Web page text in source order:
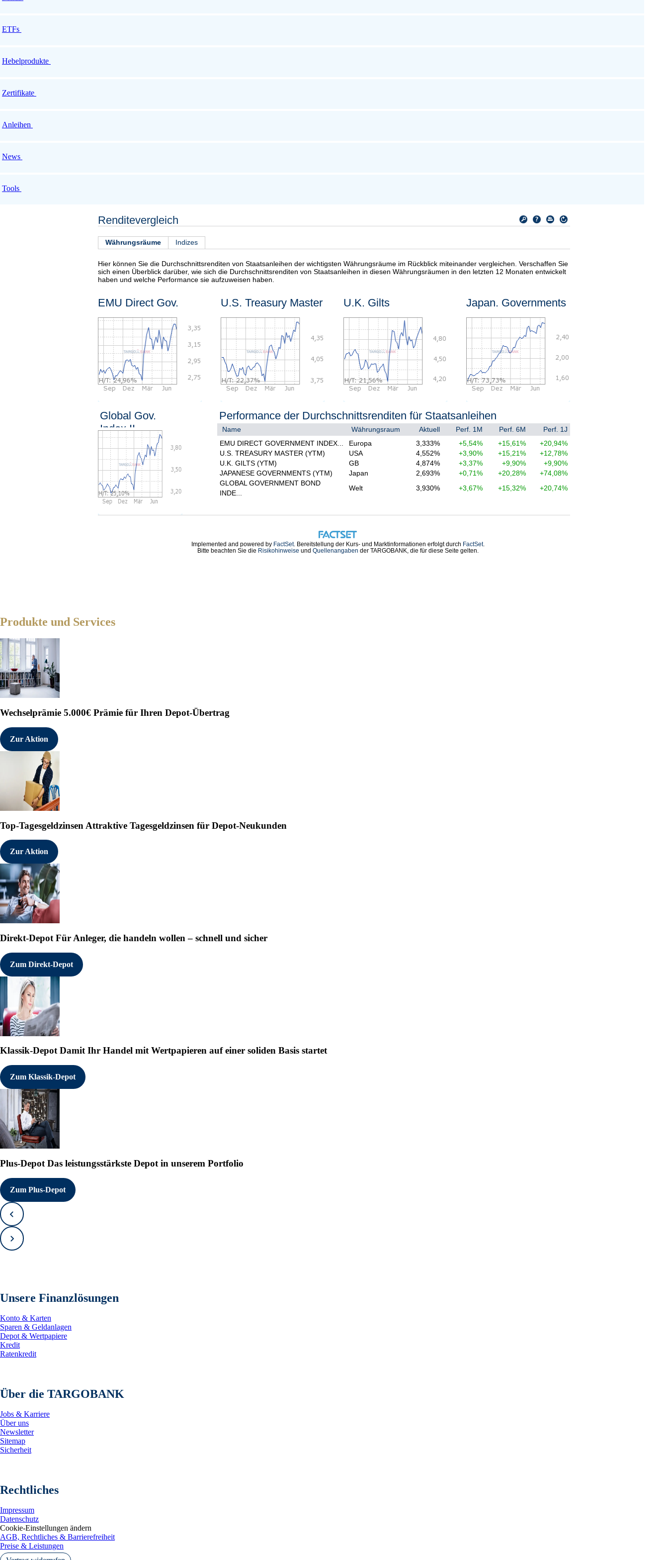
ETFs
Hebelprodukte
Zertifikate
Anleihen
News
Tools
Renditevergleich
Währungsräume Indizes
Hier können Sie die Durchschnittsrenditen von Staatsanleihen der wichtigsten Währungsräume im Rückblick miteinander vergleichen. Verschaffen Sie
sich einen Überblick darüber, wie sich die Durchschnittsrenditen von Staatsanleihen in diesen Währungsräumen in den letzten 12 Monaten entwickelt
haben und welche Performance sie aufzuweisen haben.
EMU Direct Gov. U.S. Treasury Master U.K. Gilts Japan. Governments
Global Gov.
Index II
Performance der Durchschnittsrenditen für Staatsanleihen
Name Währungsraum Aktuell Perf. 1M Perf. 6M
Perf. 1J
EMU DIRECT GOVERNMENT INDEX...
Europa 3,333% +5,54% +15,61%
+20,94%
U.S. TREASURY MASTER (YTM)
USA 4,552% +3,90% +15,21%
+12,78%
U.K. GILTS (YTM)
GB 4,874% +3,37% +9,90%
+9,90%
JAPANESE GOVERNMENTS (YTM)
Japan 2,693% +0,71% +20,28%
+74,08%
GLOBAL GOVERNMENT BOND
INDE...
Welt 3,930% +3,67% +15,32% +20,74%
Implemented and powered by FactSet. Bereitstellung der Kurs- und Marktinformationen erfolgt durch FactSet.
Bitte beachten Sie die Risikohinweise und Quellenangaben der TARGOBANK, die für diese Seite gelten.
Produkte und Services
Wechselprämie 5.000€ Prämie für Ihren Depot-Übertrag
Zur Aktion
Top-Tagesgeldzinsen Attraktive Tagesgeldzinsen für Depot-Neukunden
Zur Aktion
Direkt-Depot Für Anleger, die handeln wollen – schnell und sicher
Zum Direkt-Depot
Klassik-DepotDamit Ihr Handel mit Wertpapieren auf einer soliden Basis startet
Zum Klassik-Depot
Plus-Depot Das leistungsstärkste Depot in unserem Portfolio
Zum Plus-Depot
Zurück
Vorwärts
Unsere Finanzlösungen
Konto & Karten
Sparen & Geldanlagen
Depot & Wertpapiere
Kredit
Ratenkredit
Über die TARGOBANK
Jobs & Karriere
Über uns
Newsletter
Sitemap
Sicherheit
Rechtliches
Impressum
Datenschutz
Cookie-Einstellungen ändern
AGB, Rechtliches & Barrierefreiheit
Preise & Leistungen